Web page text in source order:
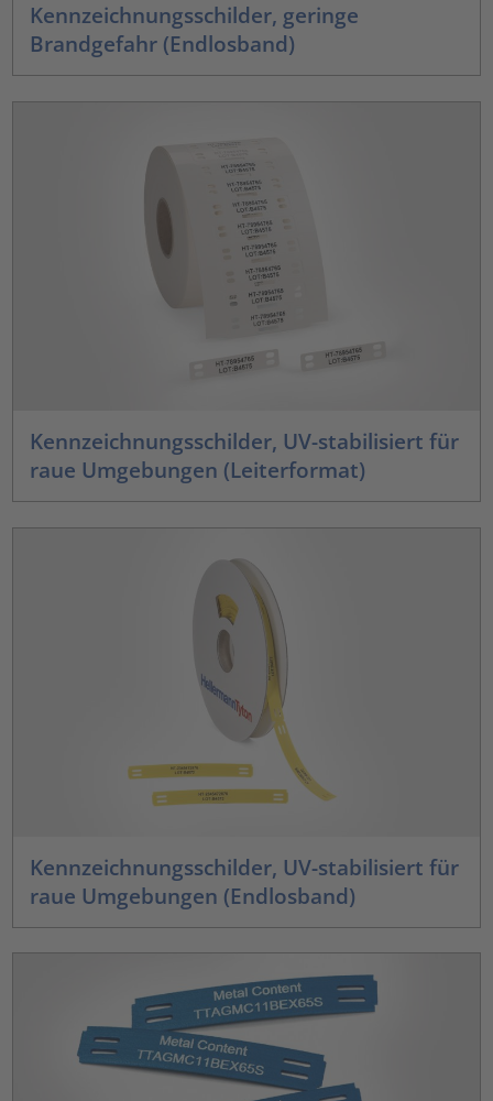
Kennzeichnungsschilder, geringe
Brandgefahr (Endlosband)
Kennzeichnungsschilder, UV-stabilisiert für
raue Umgebungen (Leiterformat)
Kennzeichnungsschilder, UV-stabilisiert für
raue Umgebungen (Endlosband)